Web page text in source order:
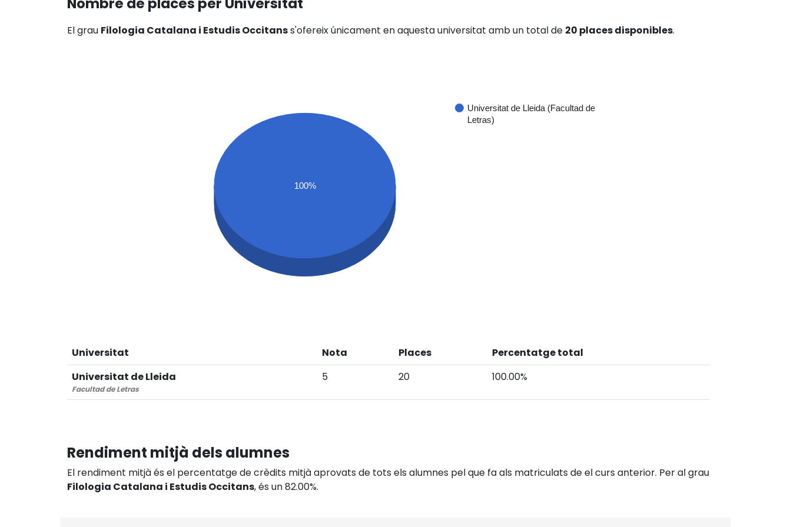
El grau Filologia Catalana i Estudis Occitanss'ofereix únicament en aquesta universitat amb un total de 20 places disponibles.
Universitat de Lleida (Facultad de
Letras)
100%
Universitat Nota Places
Percentatge total
Universitat de Lleida
Facultad de Letras
5 20 100.00%
Rendiment mitjà dels alumnes
El rendiment mitjà és el percentatge de crèdits mitjà aprovats de tots els alumnes pel que fa als matriculats de el curs anterior. Per al grau
Filologia Catalana i Estudis Occitans, és un 82.00%.